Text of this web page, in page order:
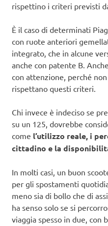
rispettino i criteri previsti
È il caso di determinati
con ruote anteriori
integrato, che in alcune
anche con patente B.
con attenzione, perché
rispettano questi criteri.
Chi invece è indeciso se
su un 125, dovrebbe
come l’utilizzo reale, i
cittadino e la
In molti casi, un buon
per gli spostamenti
meno sia di bollo che di
ha senso solo se si
viaggia spesso in due, con